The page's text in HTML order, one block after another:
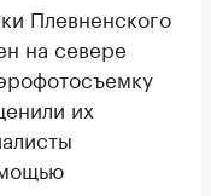
Плевненского
на севере
их